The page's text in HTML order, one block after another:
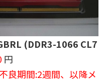
(DDR3-1066 CL7
円
良期間:2週間、以降メ